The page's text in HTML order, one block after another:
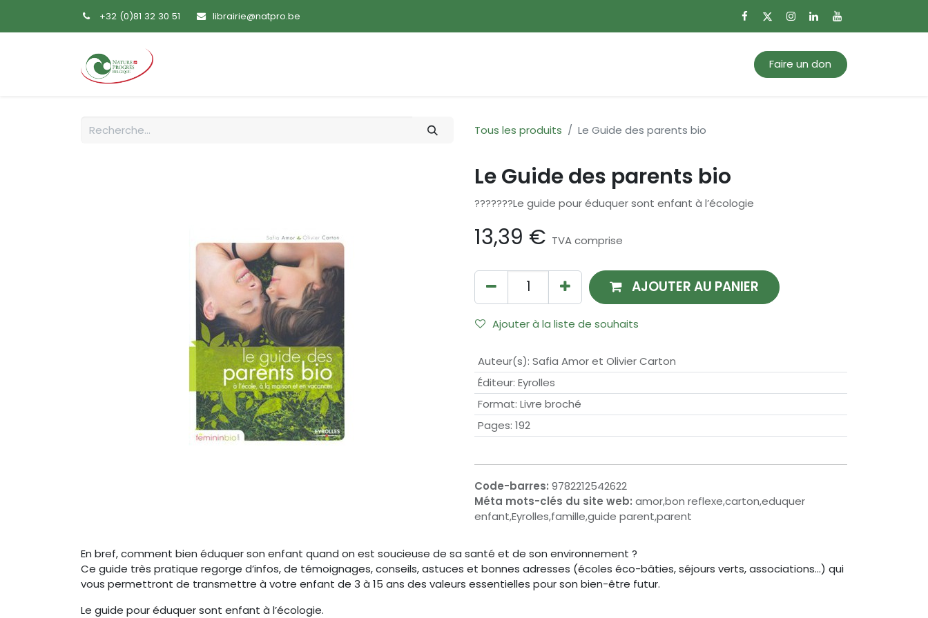
+32 (0)81 32 30 51 librairie@natpro.be
Faire un don
Tous les produits Le Guide des parents bio
Le Guide des parents bio
???????Le guide pour éduquer sont enfant à l’écologie
13,39 € TVA comprise
AJOUTER AU PANIER
Ajouter à la liste de souhaits
Auteur(s): Safia Amor et Olivier Carton
Éditeur: Eyrolles
Format: Livre broché
Pages: 192
Code-barres: 9782212542622
Méta mots-clés du site web: amor,bon reflexe,carton,eduquer
enfant,Eyrolles,famille,guide parent,parent
En bref, comment bien éduquer son enfant quand on est soucieuse de sa santé et de son environnement ?
Ce guide très pratique regorge d’infos, de témoignages, conseils, astuces et bonnes adresses (écoles éco-bâties, séjours verts, associations…) qui
vous permettront de transmettre à votre enfant de 3 à 15 ans des valeurs essentielles pour son bien-être futur.
Le guide pour éduquer sont enfant à l’écologie.